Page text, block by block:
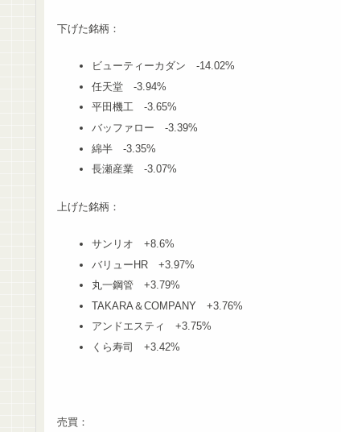
下げた銘柄：
ビューティーカダン -14.02%
任天堂 -3.94%
平田機工 -3.65%
バッファロー -3.39%
綿半 -3.35%
長瀬産業 -3.07%
上げた銘柄：
サンリオ +8.6%
バリューHR +3.97%
丸一鋼管 +3.79%
TAKARA＆COMPANY +3.76%
アンドエスティ +3.75%
くら寿司 +3.42%
売買：